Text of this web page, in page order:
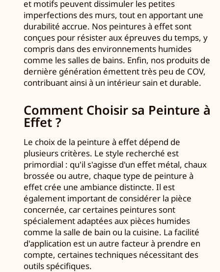
et motifs peuvent dissimuler les petites
imperfections des murs, tout en apportant une
durabilité accrue. Nos peintures à effet sont
conçues pour résister aux épreuves du temps, y
compris dans des environnements humides
comme les salles de bains. Enfin, nos produits de
dernière génération émettent très peu de COV,
contribuant ainsi à un intérieur sain et durable.
Comment Choisir sa Peinture à
Effet ?
Le choix de la peinture à effet dépend de
plusieurs critères. Le style recherché est
primordial : qu'il s'agisse d'un effet métal, chaux
brossée ou autre, chaque type de peinture à
effet crée une ambiance distincte. Il est
également important de considérer la pièce
concernée, car certaines peintures sont
spécialement adaptées aux pièces humides
comme la salle de bain ou la cuisine. La facilité
d'application est un autre facteur à prendre en
compte, certaines techniques nécessitant des
outils spécifiques.